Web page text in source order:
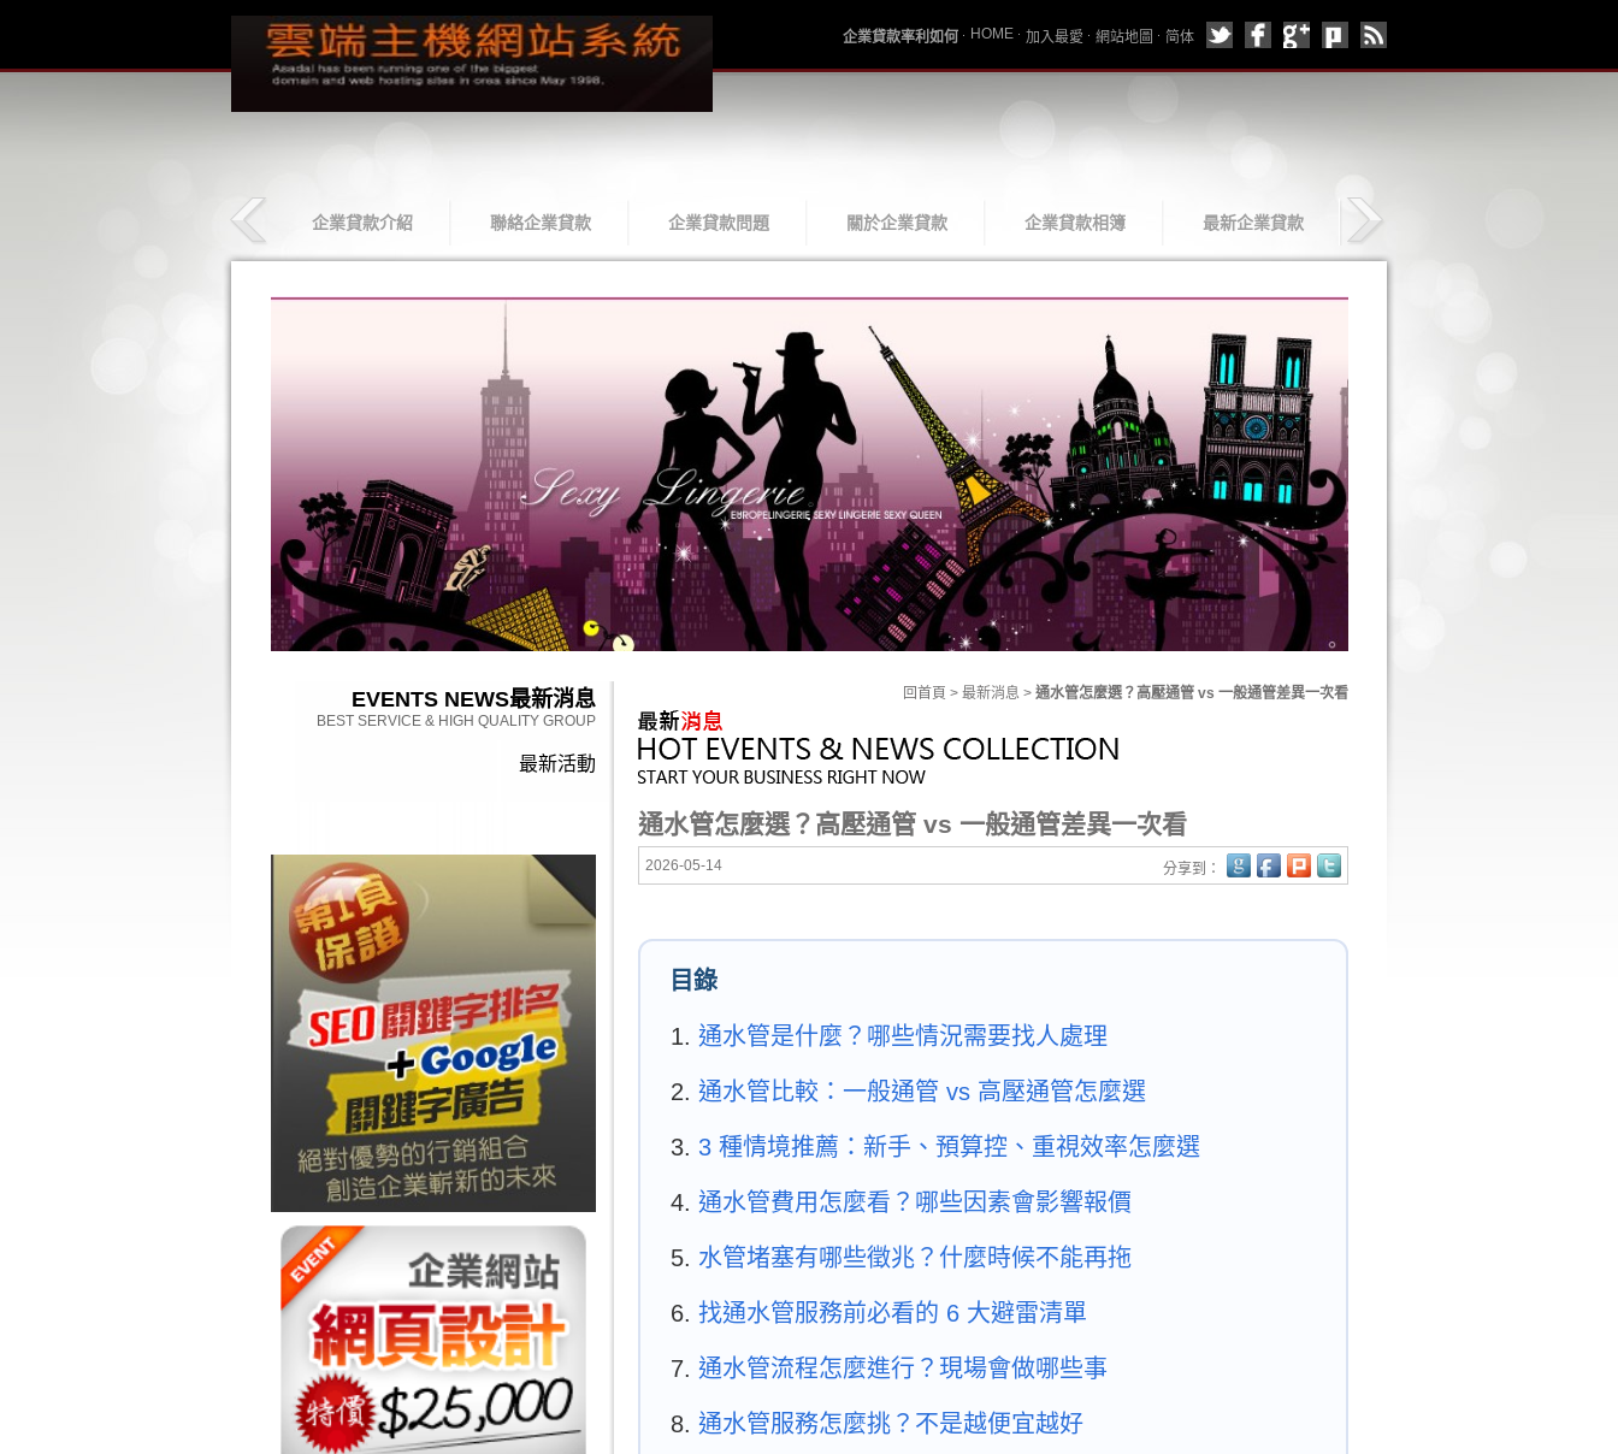
企業貸款率利如何 HOME 加入最愛 網站地圖 简体
最新企業貸款 企業貸款介紹 聯絡企業貸款 企業貸款問題 關於企業貸款 企業貸款相簿 最新企業貸款
EVENTS NEWS最新消息
BEST SERVICE & HIGH QUALITY GROUP
最新活動
回首頁 > 最新消息 > 通水管怎麼選？高壓通管 vs 一般通管差異一次看
通水管怎麼選？高壓通管 vs 一般通管差異一次看
2026-05-14 分享到：
目錄
通水管是什麼？哪些情況需要找人處理
通水管比較：一般通管 vs 高壓通管怎麼選
3 種情境推薦：新手、預算控、重視效率怎麼選
通水管費用怎麼看？哪些因素會影響報價
水管堵塞有哪些徵兆？什麼時候不能再拖
找通水管服務前必看的 6 大避雷清單
通水管流程怎麼進行？現場會做哪些事
通水管服務怎麼挑？不是越便宜越好